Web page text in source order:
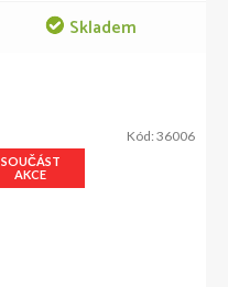
Skladem
pouzdra 11 x 9 cm.
SOUČÁST
AKCE
Kód: 36006